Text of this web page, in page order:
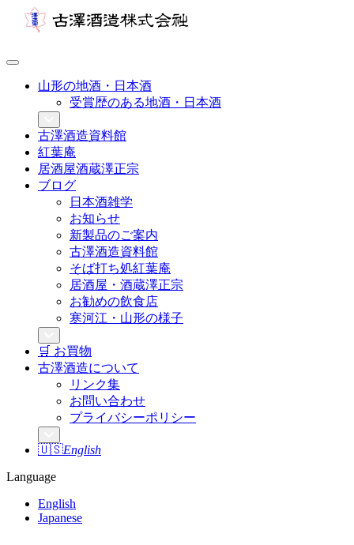
山形の地酒・日本酒
受賞歴のある地酒・日本酒
古澤酒造資料館
紅葉庵
居酒屋酒蔵澤正宗
ブログ
日本酒雑学
お知らせ
新製品のご案内
古澤酒造資料館
そば打ち処紅葉庵
居酒屋・酒蔵澤正宗
お勧めの飲食店
寒河江・山形の様子
🛒 お買物
古澤酒造について
リンク集
お問い合わせ
プライバシーポリシー
🇺🇸English
Language
English
Japanese